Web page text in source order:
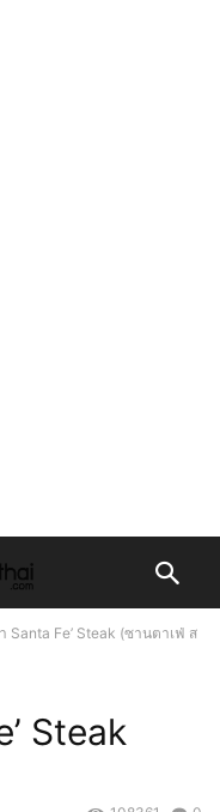
Santa Fe’ Steak (ซานตาเฟ่ ส
Steak